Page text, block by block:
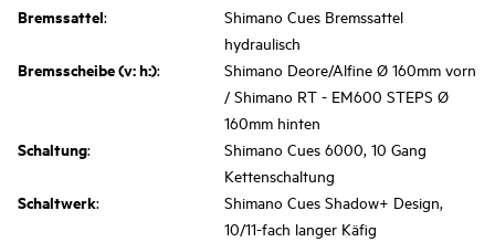
Bremssattel:
Shimano Cues Bremssattel
hydraulisch
Bremsscheibe (v: h:):
Shimano Deore/Alfine Ø 160mm vorn
/ Shimano RT - EM600 STEPS Ø
160mm hinten
Schaltung:
Shimano Cues 6000, 10 Gang
Kettenschaltung
Schaltwerk:
Shimano Cues Shadow+ Design,
10/11-fach langer Käfig